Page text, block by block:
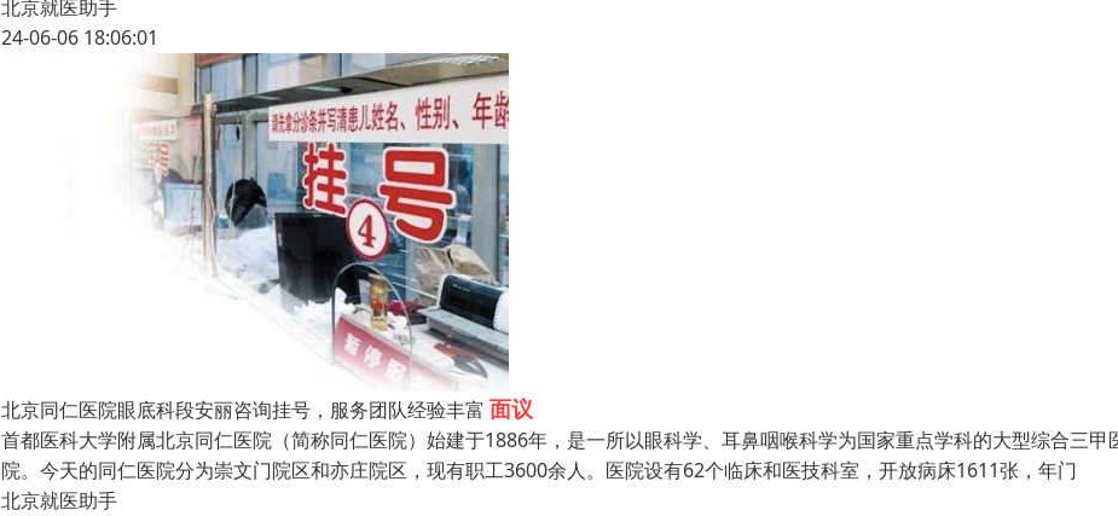
北京就医助手
24-06-06 18:06:01
北京同仁医院眼底科段安丽咨询挂号，服务团队经验丰富 面议
首都医科大学附属北京同仁医院（简称同仁医院）始建于1886年，是一所以眼科学、耳鼻咽喉科学为国家重点学科的大型综合三甲
院。今天的同仁医院分为崇文门院区和亦庄院区，现有职工3600余人。医院设有62个临床和医技科室，开放病床1611张，年门
北京就医助手